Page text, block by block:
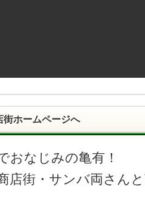
街ホームページへ
おなじみの亀有！
店街・サンバ両さん